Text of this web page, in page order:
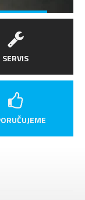
SERVIS